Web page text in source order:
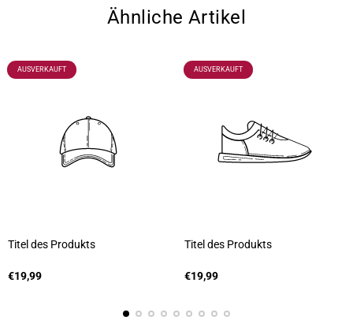
Ähnliche Artikel
PRODUKTBEZEICHNUNG:
AUSVERKAUFT
Titel des Produkts
n
Regulärer
€19,99
PRODUKTBEZEICHNUNG:
AUSVERKAUFT
Titel des Produkts
n
e
Regulärer
€19,99